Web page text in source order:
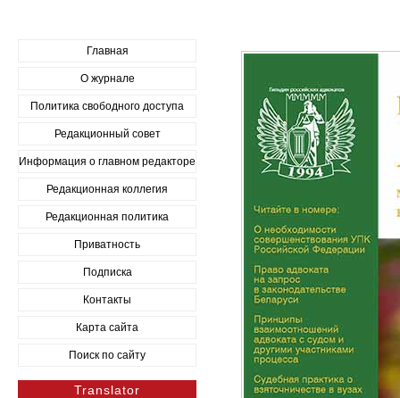
Главная
О журнале
Политика свободного доступа
Редакционный совет
Информация о главном редакторе
Редакционная коллегия
Редакционная политика
Приватность
Подписка
Контакты
Карта сайта
Поиск по сайту
Translator